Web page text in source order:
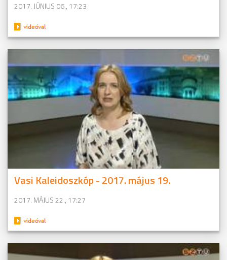
2017. JÚNIUS 06., 17:23
Vasi Kaleidoszkóp - 2017. május 19.
2017. MÁJUS 22., 17:27